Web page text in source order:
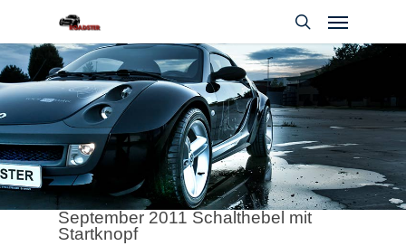
content
search
Menu
September 2011 Schalthebel mit
Startknopf